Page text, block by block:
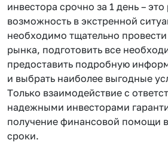
инвестора срочно за 1 день – это
возможность в экстренной
необходимо тщательно
рынка, подготовить все
предоставить подробную
и выбрать наиболее выгодные
Только взаимодействие с
надежными инвесторами
получение финансовой помощи
сроки.